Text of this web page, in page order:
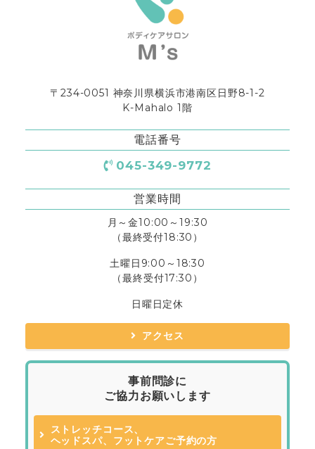
〒234-0051 神奈川県横浜市港南区日野8-1-2
K-Mahalo 1階
電話番号
045-349-9772
営業時間
月～金10:00～19:30
（最終受付18:30）
土曜日9:00～18:30
（最終受付17:30）
日曜日定休
アクセス
事前問診に
ご協力お願いします
ストレッチコース、
ヘッドスパ、フットケアご予約の方